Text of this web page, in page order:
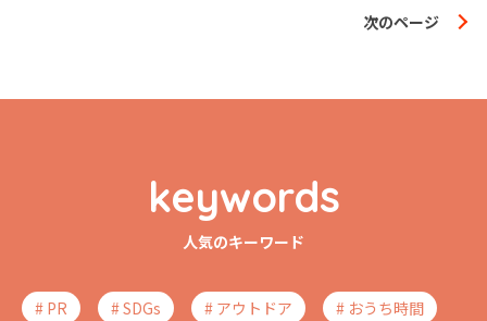
次のページ
keywords
人気のキーワード
# PR # SDGs # アウトドア # おうち時間